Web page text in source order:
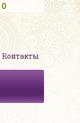
0
Контакты